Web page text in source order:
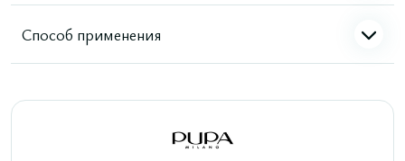
Способ применения